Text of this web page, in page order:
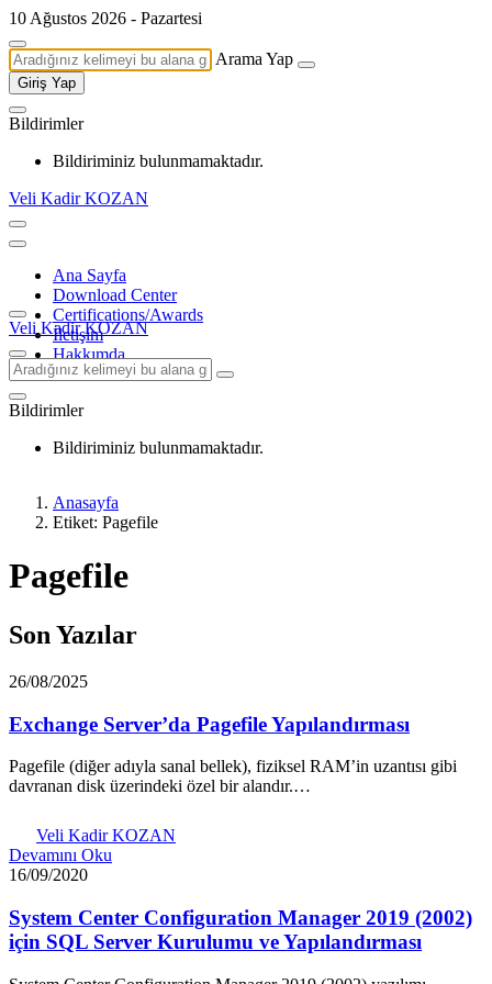
10 Ağustos 2026 - Pazartesi
Arama Yap
Giriş Yap
Bildirimler
Bildiriminiz bulunmamaktadır.
Veli Kadir KOZAN
Ana Sayfa
Download Center
Certifications/Awards
İletişim
Hakkımda
Veli Kadir KOZAN
Bildirimler
Bildiriminiz bulunmamaktadır.
Anasayfa
Etiket: Pagefile
Pagefile
Son Yazılar
26/08/2025
Exchange Server’da Pagefile Yapılandırması
Pagefile (diğer adıyla sanal bellek), fiziksel RAM’in uzantısı gibi
davranan disk üzerindeki özel bir alandır.…
Veli Kadir KOZAN
Devamını Oku
16/09/2020
System Center Configuration Manager 2019 (2002)
için SQL Server Kurulumu ve Yapılandırması